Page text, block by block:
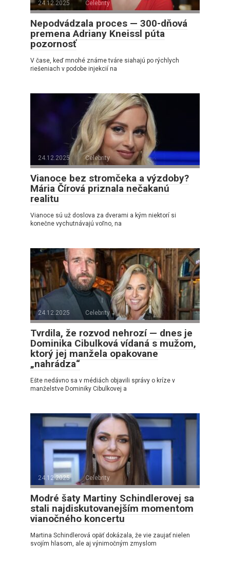
24.12.2025 Celebrity
Nepodvádzala proces — 300-dňová
premena Adriany Kneissl púta
pozornosť
V čase, keď mnohé známe tváre siahajú po rýchlych
riešeniach v podobe injekcií na
24.12.2025 Celebrity
Vianoce bez stromčeka a výzdoby?
Mária Čírová priznala nečakanú
realitu
Vianoce sú už doslova za dverami a kým niektorí si
konečne vychutnávajú voľno, na
24.12.2025 Celebrity
Tvrdila, že rozvod nehrozí — dnes je
Dominika Cibulková vídaná s mužom,
ktorý jej manžela opakovane
„nahrádza“
Ešte nedávno sa v médiách objavili správy o kríze v
manželstve Dominiky Cibulkovej a
24.12.2025 Celebrity
Modré šaty Martiny Schindlerovej sa
stali najdiskutovanejším momentom
vianočného koncertu
Martina Schindlerová opäť dokázala, že vie zaujať nielen
svojím hlasom, ale aj výnimočným zmyslom